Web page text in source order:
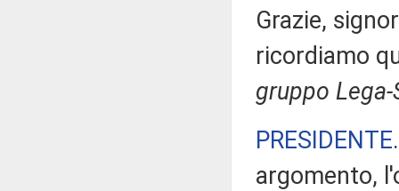
Grazie,
ricordiamo
gruppo
PRESIDENTE
argomento,